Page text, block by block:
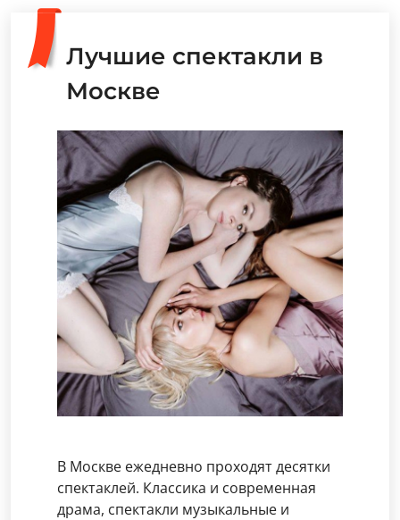
Лучшие спектакли в
Москве
В Москве ежедневно проходят десятки
спектаклей. Классика и современная
драма, спектакли музыкальные и